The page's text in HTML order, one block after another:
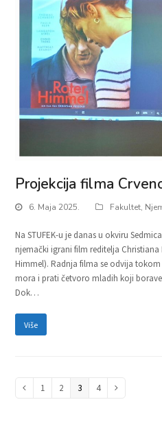
Projekcija filma
6. Maja 2025. Fakultet,
Na STUFEK-u je danas u okviru
njemački igrani film reditelja
Himmel). Radnja filma se odvija
mora i prati četvoro mladih koji
Dok…
Više
Previous
Page
1 Page
2 Page
3 Page
4